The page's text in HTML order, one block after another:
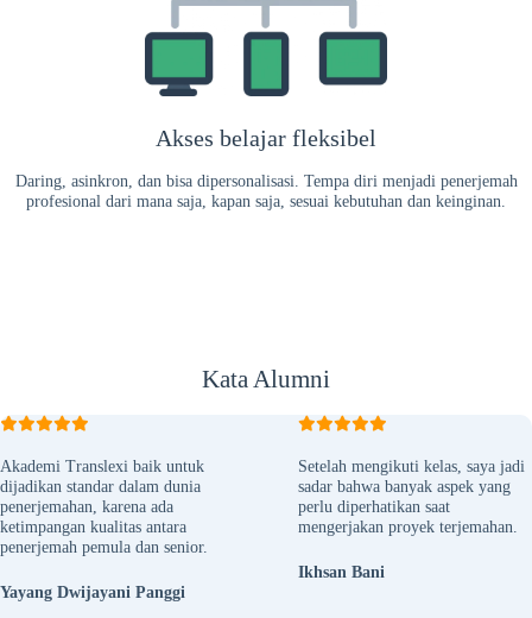
Akses belajar fleksibel
Daring, asinkron, dan bisa dipersonalisasi. Tempa diri menjadi penerjemah
profesional dari mana saja, kapan saja, sesuai kebutuhan dan keinginan.
Kata Alumni
Akademi Translexi baik untuk
dijadikan standar dalam dunia
penerjemahan, karena ada
ketimpangan kualitas antara
penerjemah pemula dan senior.
Yayang Dwijayani Panggi
Setelah mengikuti kelas, saya jadi
sadar bahwa banyak aspek yang
perlu diperhatikan saat
mengerjakan proyek terjemahan.
Ikhsan Bani